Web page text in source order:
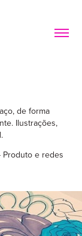
de forma
Ilustrações,
Produto e redes